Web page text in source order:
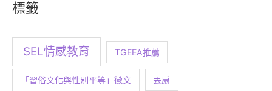
標籤
SEL情感教育 TGEEA推薦
「習俗文化與性別平等」徵文 丟扇